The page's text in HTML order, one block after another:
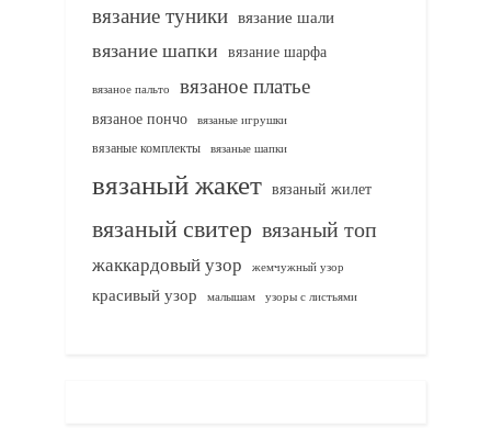
вязание туники вязание шали
вязание шапки вязание шарфа
вязаное пальто вязаное платье
вязаное пончо вязаные игрушки
вязаные комплекты
вязаные шапки
вязаный жакет вязаный жилет
вязаный свитер вязаный топ
жаккардовый узор жемчужный узор
красивый узор малышам узоры с листьями